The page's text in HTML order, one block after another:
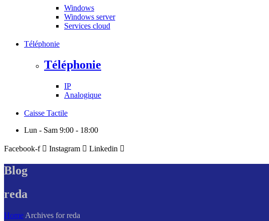
Windows
Windows server
Services cloud
Téléphonie
Téléphonie
IP
Analogique
Caisse Tactile
Lun - Sam 9:00 - 18:00
Facebook-f Instagram Linkedin
Blog
reda
Home Archives for reda